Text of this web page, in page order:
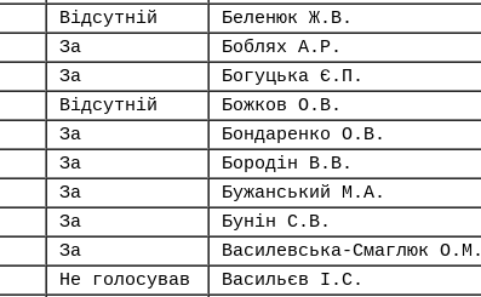
Відсутній Беленюк Ж.В.
За Боблях А.Р.
За Богуцька Є.П.
Відсутній Божков О.В.
За Бондаренко О.В.
За Бородін В.В.
За Бужанський М.А.
За Бунін С.В.
За Василевська-Смаглюк О.М.
Не голосував Васильєв І.С.